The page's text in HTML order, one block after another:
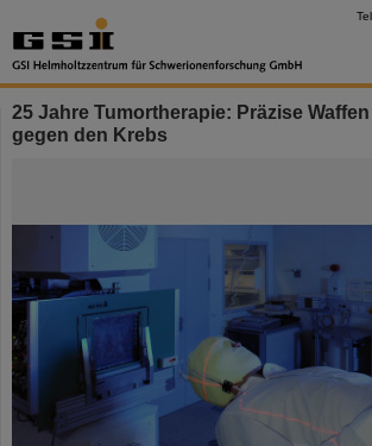
25 Jahre Tumortherapie: Präzise
gegen den Krebs